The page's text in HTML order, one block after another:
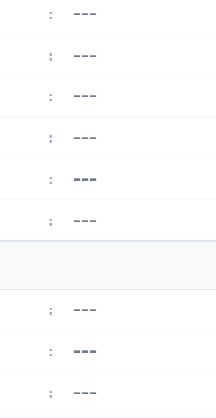
: ---
: ---
: ---
: ---
: ---
: ---
: ---
: ---
: ---